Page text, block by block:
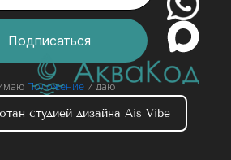
Подписаться
Положениеи даю
на обработку персональных
студией дизайна Ais Vibe